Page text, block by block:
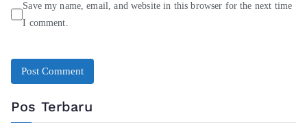
Save my name, email, and website in this browser for the next time
I comment.
Pos Terbaru